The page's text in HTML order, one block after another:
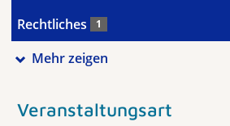
Rechtliches 1
Mehr zeigen
Veranstaltungsart